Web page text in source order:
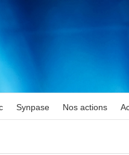
Synpase Nos actions